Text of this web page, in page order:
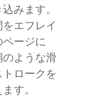
みます。
エフレイ
ージに
ような滑
ロークを
す。